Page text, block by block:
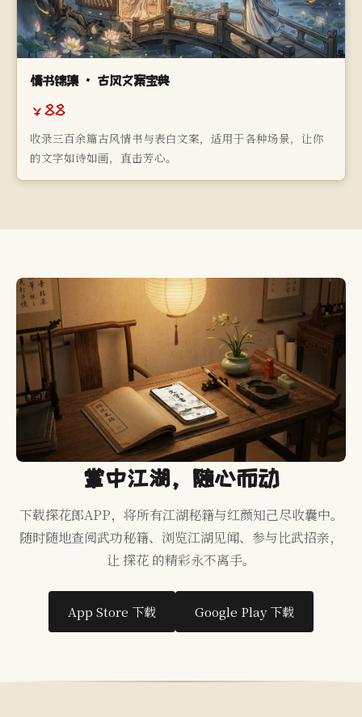
情书锦集 · 古风文案宝典
￥88
收录三百余篇古风情书与表白文案，适用于各种场景，让你
的文字如诗如画，直击芳心。
掌中江湖，随心而动
下载探花郎APP，将所有江湖秘籍与红颜知己尽收囊中。
随时随地查阅武功秘籍、浏览江湖见闻、参与比武招亲，
让 探花 的精彩永不离手。
App Store 下载 Google Play 下载